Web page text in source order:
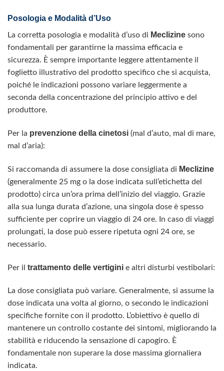
Posologia e Modalità d’Uso
La corretta posologia e modalità d’uso di Meclizine sono
fondamentali per garantirne la massima efficacia e
sicurezza. È sempre importante leggere attentamente il
foglietto illustrativo del prodotto specifico che si acquista,
poiché le indicazioni possono variare leggermente a
seconda della concentrazione del principio attivo e del
produttore.
Per la prevenzione della cinetosi (mal d’auto, mal di mare,
mal d’aria):
Si raccomanda di assumere la dose consigliata di Meclizine
(generalmente 25 mg o la dose indicata sull’etichetta del
prodotto) circa un’ora prima dell’inizio del viaggio. Grazie
alla sua lunga durata d’azione, una singola dose è spesso
sufficiente per coprire un viaggio di 24 ore. In caso di viaggi
prolungati, la dose può essere ripetuta ogni 24 ore, se
necessario.
Per il trattamento delle vertigini e altri disturbi vestibolari:
La dose consigliata può variare. Generalmente, si assume la
dose indicata una volta al giorno, o secondo le indicazioni
specifiche fornite con il prodotto. L’obiettivo è quello di
mantenere un controllo costante dei sintomi, migliorando la
stabilità e riducendo la sensazione di capogiro. È
fondamentale non superare la dose massima giornaliera
indicata.